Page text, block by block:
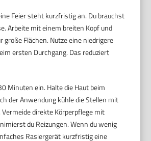
Feier steht kurzfristig an. Du brauchst
Arbeite mit einem breiten Kopf und
große Flächen. Nutze eine niedrigere
ersten Durchgang. Das reduziert
Minuten ein. Halte die Haut beim
der Anwendung kühle die Stellen mit
direkte Körperpflege mit
du Reizungen. Wenn du wenig
Rasiergerät kurzfristig eine